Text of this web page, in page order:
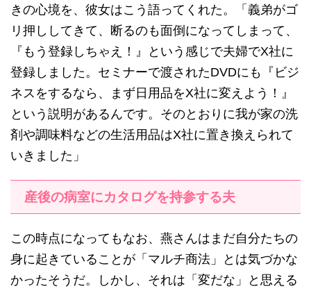
きの心境を、彼女はこう語ってくれた。「義弟がゴ
リ押ししてきて、断るのも面倒になってしまって、
『もう登録しちゃえ！』という感じで夫婦でX社に
登録しました。セミナーで渡されたDVDにも『ビジ
ネスをするなら、まず日用品をX社に変えよう！』
という説明があるんです。そのとおりに我が家の洗
剤や調味料などの生活用品はX社に置き換えられて
いきました」
産後の病室にカタログを持参する夫
この時点になってもなお、燕さんはまだ自分たちの
身に起きていることが「マルチ商法」とは気づかな
かったそうだ。しかし、それは「変だな」と思える